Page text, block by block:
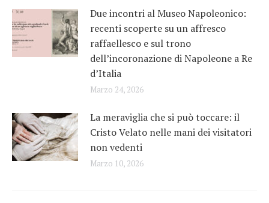
Due incontri al Museo Napoleonico:
recenti scoperte su un affresco
raffaellesco e sul trono
dell’incoronazione di Napoleone a Re
d’Italia
Marzo 24, 2026
La meraviglia che si può toccare: il
Cristo Velato nelle mani dei visitatori
non vedenti
Marzo 10, 2026